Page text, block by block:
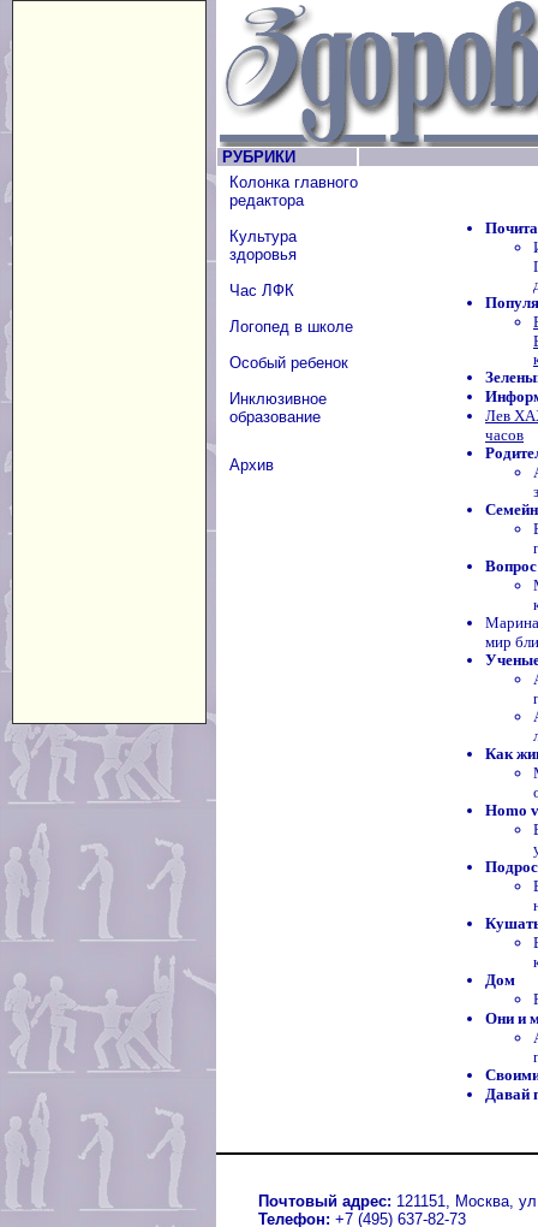
РУБРИКИ
Колонка главного
редактора
Культура
здоровья
Час ЛФК
Логопед в школе
Особый ребенок
Инклюзивное
образование
Архив
Лев
часов
Вопрос
мир
Как
Homo
Дом
Они и
Давай
Почтовый адрес: 121151, Москва,
Телефон: +7 (495) 637-82-73